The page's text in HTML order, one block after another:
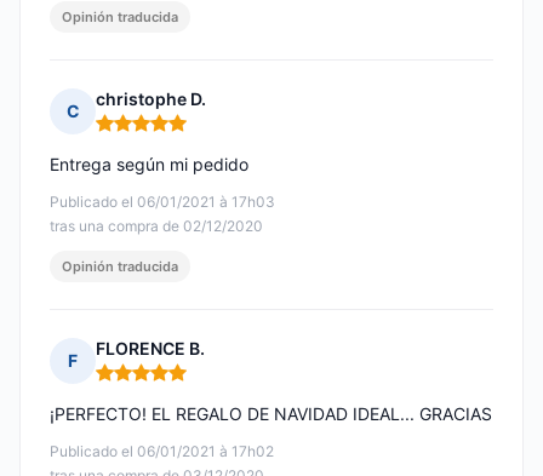
Opinión traducida
C
christophe D.
Nota: 5 de 5
Publicado el 06/01/2021 à 17h03
tras una compra de 02/12/2020
Entrega según mi pedido
Opinión traducida
F
FLORENCE B.
Nota: 5 de 5
Publicado el 06/01/2021 à 17h02
¡PERFECTO! EL REGALO DE NAVIDAD IDEAL... GRACIAS